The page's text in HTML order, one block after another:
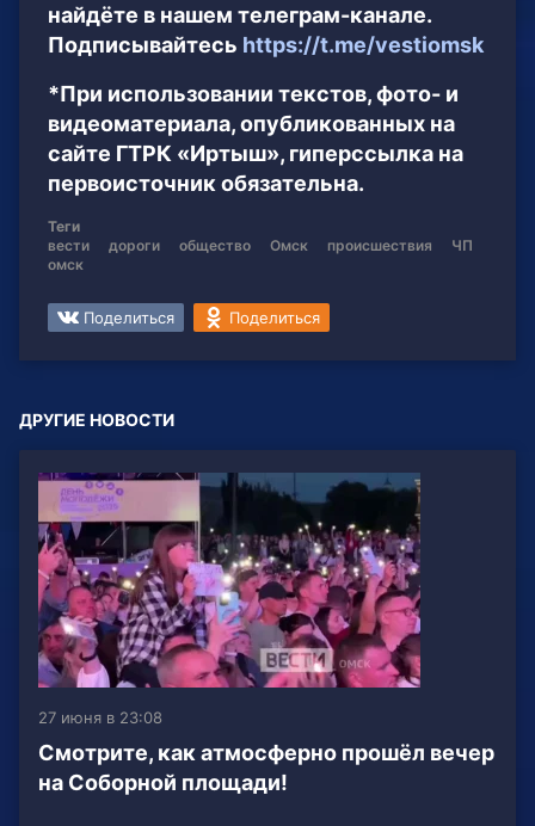
найдёте в нашем телеграм-канале.
Подписывайтесь https://t.me/vestiomsk
*При использовании текстов, фото- и
видеоматериала, опубликованных на
сайте ГТРК «Иртыш», гиперссылка на
первоисточник обязательна.
Теги
вести
омск
дороги общество Омск происшествия ЧП
Поделиться Поделиться
ДРУГИЕ НОВОСТИ
27 июня в 23:08
Смотрите, как атмосферно прошёл вечер
на Соборной площади!